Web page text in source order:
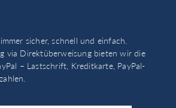
sicher, schnell und einfach.
via Direktüberweisung bieten wir die
– Lastschrift, Kreditkarte, PayPal-